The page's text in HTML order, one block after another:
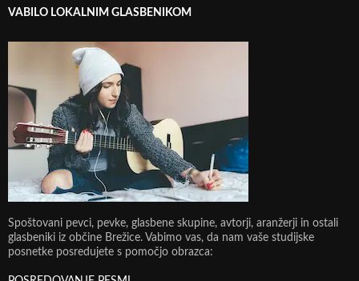
VABILO LOKALNIM GLASBENIKOM
Spoštovani pevci, pevke, glasbene skupine, avtorji, aranžerji in ostali
glasbeniki iz občine Brežice. Vabimo vas, da nam vaše studijske
posnetke posredujete s pomočjo obrazca: